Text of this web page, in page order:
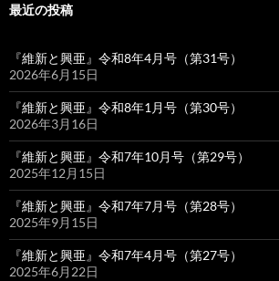
シ
ョ
ン
最近の投稿
『維新と興亜』令和8年4月号（第31号）
2026年6月15日
『維新と興亜』令和8年1月号（第30号）
2026年3月16日
『維新と興亜』令和7年10月号（第29号）
2025年12月15日
『維新と興亜』令和7年7月号（第28号）
2025年9月15日
『維新と興亜』令和7年4月号（第27号）
2025年6月22日